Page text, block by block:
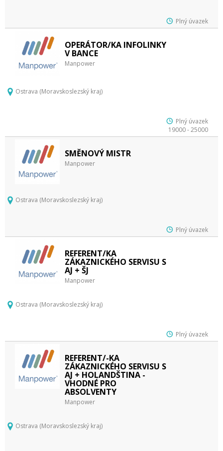
Plný úvazek
OPERÁTOR/KA INFOLINKY
V BANCE
Manpower
Ostrava (Moravskoslezský kraj)
Plný úvazek
19000 - 25000
SMĚNOVÝ MISTR
Manpower
Ostrava (Moravskoslezský kraj)
Plný úvazek
REFERENT/KA
ZÁKAZNICKÉHO SERVISU S
AJ + ŠJ
Manpower
Ostrava (Moravskoslezský kraj)
Plný úvazek
REFERENT/-KA
ZÁKAZNICKÉHO SERVISU S
AJ + HOLANDŠTINA -
VHODNÉ PRO
ABSOLVENTY
Manpower
Ostrava (Moravskoslezský kraj)